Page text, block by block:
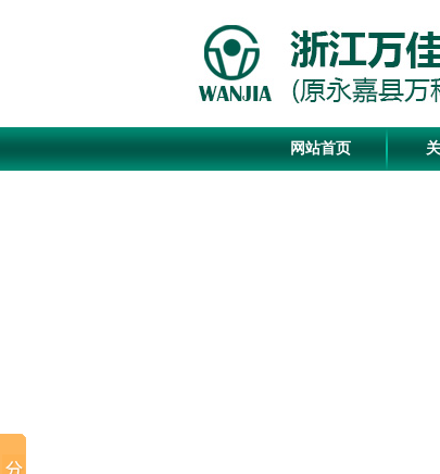
网站首页